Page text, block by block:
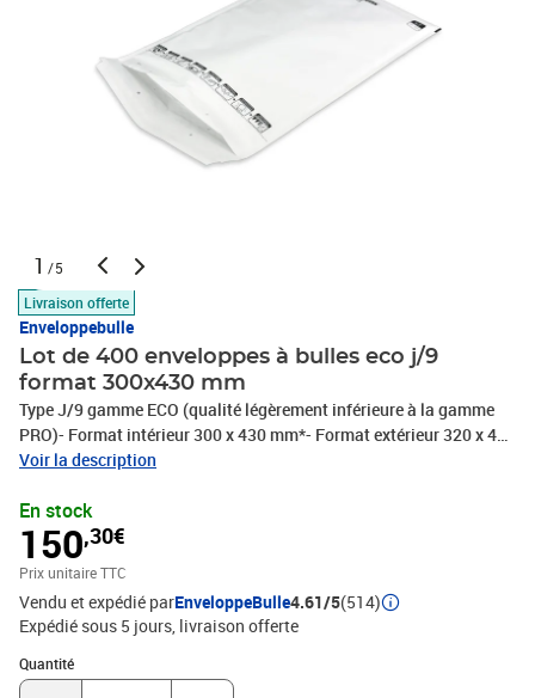
1 /5
Livraison offerte
Enveloppebulle
Lot de 400 enveloppes à bulles eco j/9
format 300x430 mm
Type J/9 gamme ECO (qualité légèrement inférieure à la gamme
PRO)- Format intérieur 300 x 430 mm*- Format extérieur 320 x 440
mm**dimensions +/- 10mm- Fermeture par bande autocollante
polyéthylène 50-55 microns- Bulles de diamètre 10 mm,
d'épaisseur 3,2 mmType Format intérieur* Format extérieur*
Exemples d'utilisationA/1 100x165mm 120x175mm Bijoux, perles,
pin's, broches, petites figurines, minidiscsB/2 120x220mm
140x230mm Montres, colliers, téléphones, clés USB, format
A6,...C/3 150x220mm 170x230mm CD avec boîtier, format
A5,...D/4 180x260mm 200x270mm DVD avec boîtier, Mangas,
format A5+,...E/5 220x260mm 240x270mm Livres, K7 VHS, ...F/6
Voir la description
En stock
150,30€
Prix unitaire TTC
Vendu et expédié parEnveloppeBulle4.61/5(514)
Expédié sous 5 jours livraison offerte
Quantité
Quantité : 1